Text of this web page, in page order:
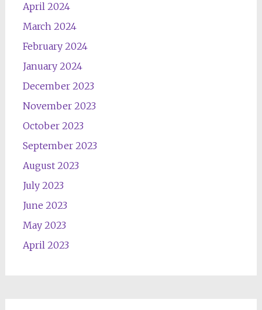
April 2024
March 2024
February 2024
January 2024
December 2023
November 2023
October 2023
September 2023
August 2023
July 2023
June 2023
May 2023
April 2023